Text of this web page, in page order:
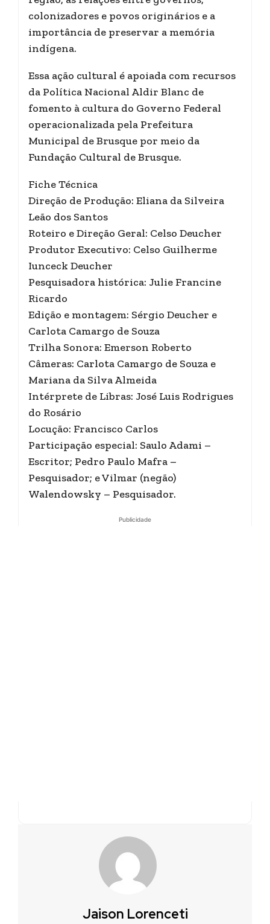
colonizadores e povos originários e a
importância de preservar a memória
indígena.
Essa ação cultural é apoiada com recursos
da Política Nacional Aldir Blanc de
fomento à cultura do Governo Federal
operacionalizada pela Prefeitura
Municipal de Brusque por meio da
Fundação Cultural de Brusque.
Fiche Técnica
Direção de Produção: Eliana da Silveira
Leão dos Santos
Roteiro e Direção Geral: Celso Deucher
Produtor Executivo: Celso Guilherme
Iunceck Deucher
Pesquisadora histórica: Julie Francine
Ricardo
Edição e montagem: Sérgio Deucher e
Carlota Camargo de Souza
Trilha Sonora: Emerson Roberto
Câmeras: Carlota Camargo de Souza e
Mariana da Silva Almeida
Intérprete de Libras: José Luis Rodrigues
do Rosário
Locução: Francisco Carlos
Participação especial: Saulo Adami –
Escritor; Pedro Paulo Mafra –
Pesquisador; e Vilmar (negão)
Walendowsky – Pesquisador.
Publicidade
Jaison Lorenceti